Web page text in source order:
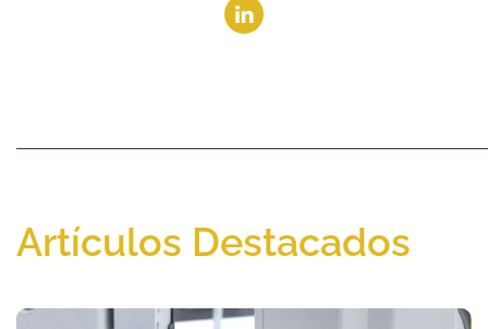
Artículos Destacados